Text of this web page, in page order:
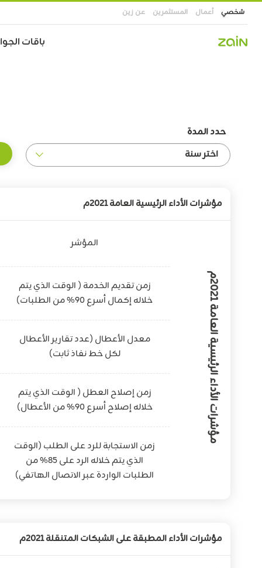
شخصي أعمال المستثمرين عن زين
باقات
حدد المدة
مؤشرات الأداء الرئيسية العامة 2021م
م
ؤ
ش
ر
ا
ت
ا
ل
أ
د
ا
ء
ا
ل
ر
ئ
ي
س
ي
ة
ا
ل
ع
ا
م
ة
2
0
2
1
م
المؤشر
زمن تقديم الخدمة ( الوقت الذي يتم
خلاله إكمال أسرع 90% من الطلبات)
معدل الأعطال (عدد تقارير الأعطال
لكل خط نفاذ ثابت)
زمن إصلاح العطل ( الوقت الذي يتم
خلاله إصلاح أسرع 90% من الأعطال)
زمن الاستجابة للرد على الطلب (الوقت
الذي يتم خلاله الرد على 85% من
الطلبات الواردة عبر الاتصال الهاتفي)
مؤشرات الأداء المطبقة على الشبكات المتنقلة 2021م